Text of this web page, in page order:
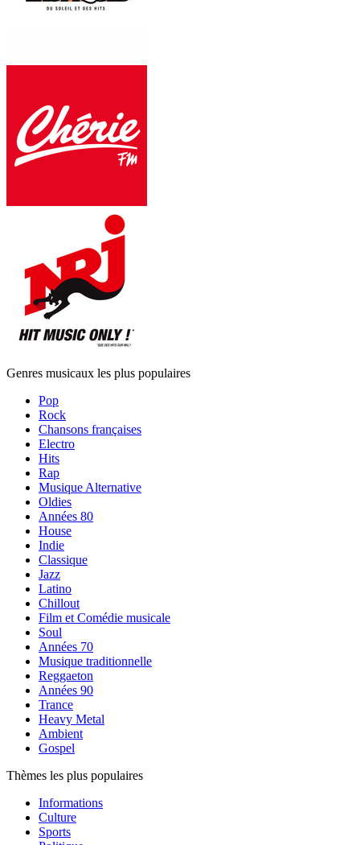
Genres musicaux les plus populaires
Pop
Rock
Chansons françaises
Electro
Hits
Rap
Musique Alternative
Oldies
Années 80
House
Indie
Classique
Jazz
Latino
Chillout
Film et Comédie musicale
Soul
Années 70
Musique traditionnelle
Reggaeton
Années 90
Trance
Heavy Metal
Ambient
Gospel
Thèmes les plus populaires
Informations
Culture
Sports